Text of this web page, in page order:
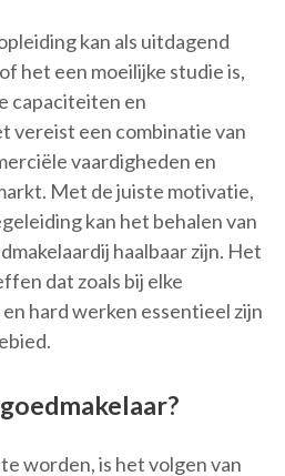
kan als uitdagend
het een moeilijke studie is,
capaciteiten en
vereist een combinatie van
vaardigheden en
Met de juiste motivatie,
kan het behalen van
haalbaar zijn. Het
dat zoals bij elke
hard werken essentieel zijn
worden, is het volgen van